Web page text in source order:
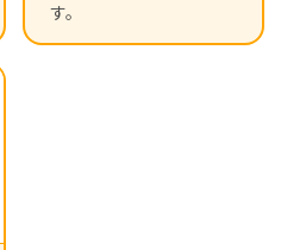
す。